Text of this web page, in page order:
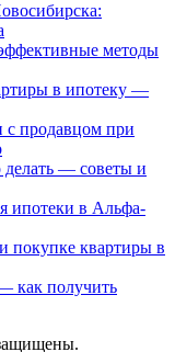
методы
в ипотеку —
с продавцом при
делать — советы и
ипотеки в Альфа-
покупке квартиры в
как получить